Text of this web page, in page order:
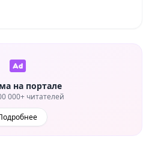
на портале
000+ читателей